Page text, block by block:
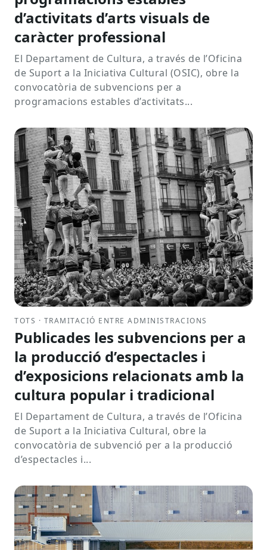
d’activitats d’arts visuals de
caràcter professional
El Departament de Cultura, a través de l’Oficina
de Suport a la Iniciativa Cultural (OSIC), obre la
convocatòria de subvencions per a
programacions estables d’activitats...
TOTS · TRAMITACIÓ ENTRE ADMINISTRACIONS
Publicades les subvencions per a
la producció d’espectacles i
d’exposicions relacionats amb la
cultura popular i tradicional
El Departament de Cultura, a través de l’Oficina
de Suport a la Iniciativa Cultural, obre la
convocatòria de subvenció per a la producció
d’espectacles i...